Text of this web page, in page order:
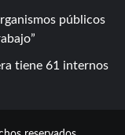
públicos
tiene 61 internos